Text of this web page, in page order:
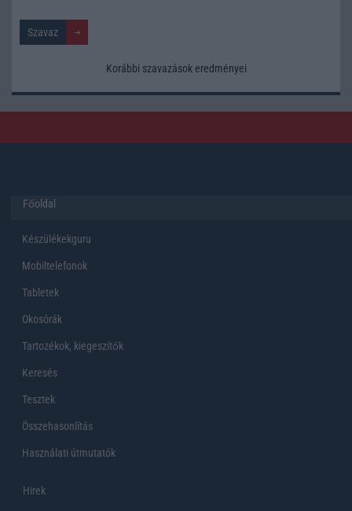
Korábbi szavazások eredményei
Főoldal
Készülékekguru
Mobiltelefonok
Tabletek
Okosórák
Tartozékok, kiegeszítők
Keresés
Tesztek
Összehasonlítás
Használati útmutatók
Hirek